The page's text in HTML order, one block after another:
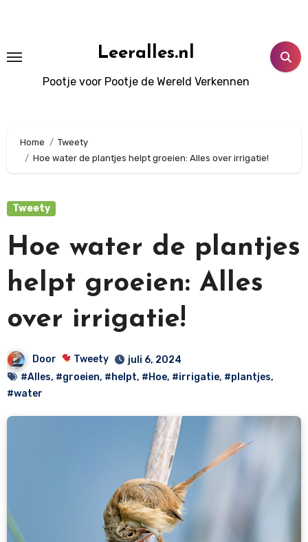
Leeralles.nl
Pootje voor Pootje de Wereld Verkennen
Home
Tweety
Hoe water de plantjes helpt groeien: Alles over irrigatie!
Tweety
Hoe water de plantjes
helpt groeien: Alles
over irrigatie!
Door Tweety
juli 6, 2024
#Alles, #groeien, #helpt, #Hoe, #irrigatie, #plantjes,
#water